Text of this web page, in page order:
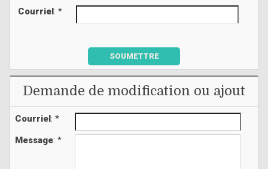
Courriel: *
SOUMETTRE
Demande de modification ou ajout
Courriel : *
Message: *